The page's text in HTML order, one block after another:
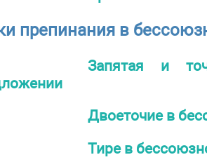
препинания в
Запятая и
Двоеточие в
Тире в